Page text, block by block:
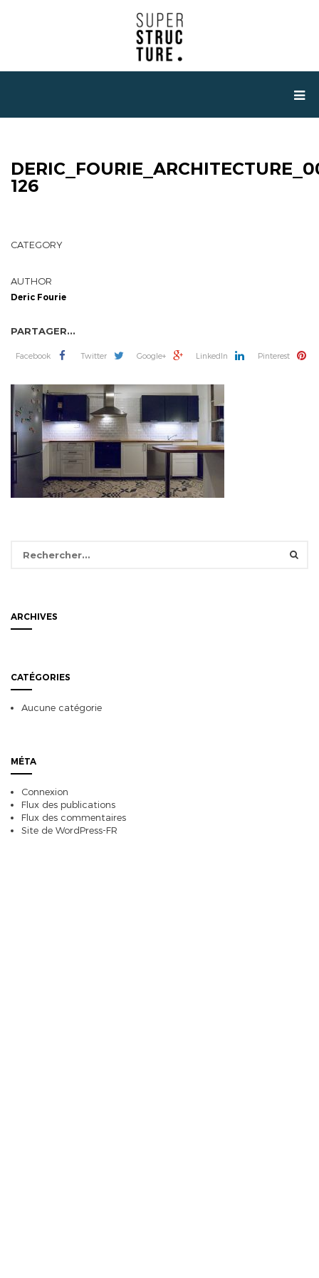
126
CATEGORY
AUTHOR
Deric Fourie
PARTAGER...
Facebook Twitter Google+ LinkedIn Pinterest
ARCHIVES
CATÉGORIES
Aucune catégorie
MÉTA
Connexion
Flux des publications
Flux des commentaires
Site de WordPress-FR